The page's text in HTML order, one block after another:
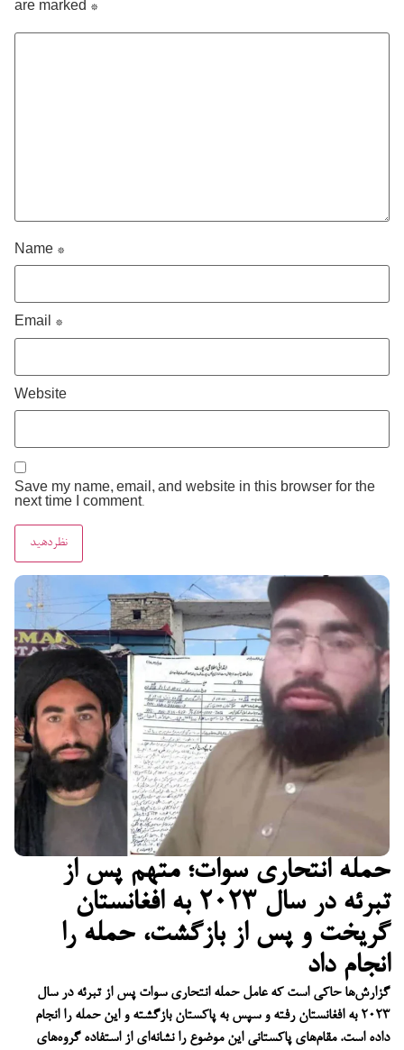
حمله انتحاری سوات؛ متهم پس از
تبرئه در سال ۲۰۲۳ به افغانستان
گریخت و پس از بازگشت، حمله را
انجام داد
گزارش‌ها حاکی است که عامل حمله انتحاری سوات پس از تبرئه در سال
۲۰۲۳ به افغانستان رفته و سپس به پاکستان بازگشته و این حمله را انجام
داده است. مقام‌های پاکستانی این موضوع را نشانه‌ای از استفاده گروه‌های
are marked *
Name *
Email *
Website
Save my name, email, and website in this browser for the
next time I comment.